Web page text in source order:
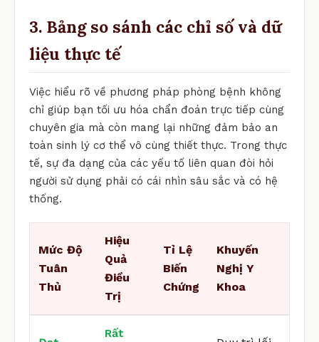
3. Bảng so sánh các chỉ số và dữ
liệu thực tế
Việc hiểu rõ về phương pháp phòng bệnh không
chỉ giúp bạn tối ưu hóa chẩn đoán trực tiếp cùng
chuyên gia mà còn mang lại những đảm bảo an
toàn sinh lý cơ thể vô cùng thiết thực. Trong thực
tế, sự đa dạng của các yếu tố liên quan đòi hỏi
người sử dụng phải có cái nhìn sâu sắc và có hệ
thống.
Mức Độ
Tuân
Thủ
Hiệu
Quả
Điều
Trị
Tỉ Lệ
Biến
Chứng
Khuyến
Nghị Y
Khoa
Rất